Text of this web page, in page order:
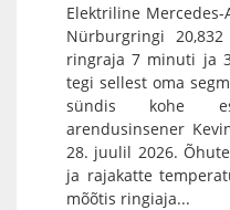
Elektriline Mercedes-
Nürburgringi
ringraja 7 minuti ja
tegi sellest oma
sündis kohe
arendusinsener
28. juulil 2026.
ja rajakatte
mõõtis ringiaja...